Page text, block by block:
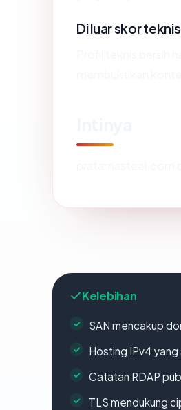
Di luar skor teknis
Kelebihan
SAN mencakup
Hosting IPv4 yang
Catatan RDAP
TLS mendukung